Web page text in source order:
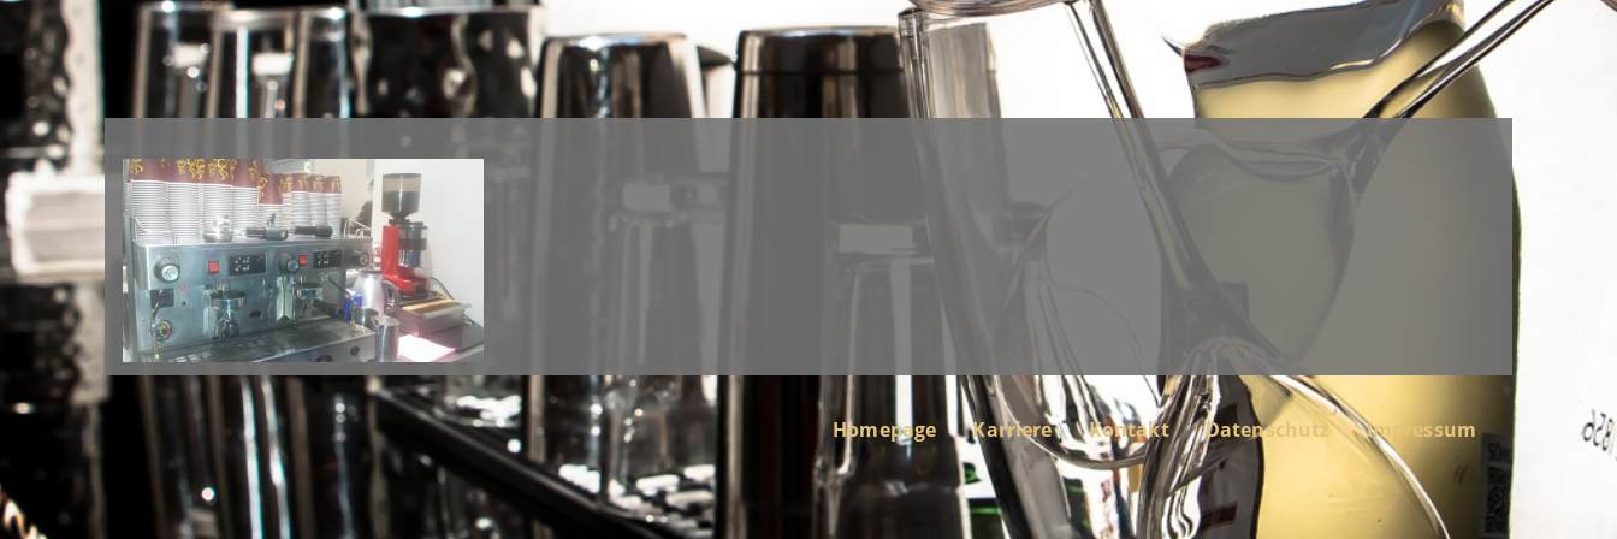
Homepage Karriere Kontakt Datenschutz Impressum